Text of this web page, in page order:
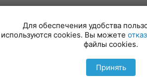
Куритичи
Лельчицы
Для обеспечения удобства
используются cookies. Вы можете
файлы cookies.
Принять